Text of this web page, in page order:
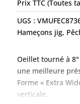
Prix TTC (Toutes
UGS :
Hameçons jig,
Oeillet tourné à
une meilleure
Forme « Extra
verticale.